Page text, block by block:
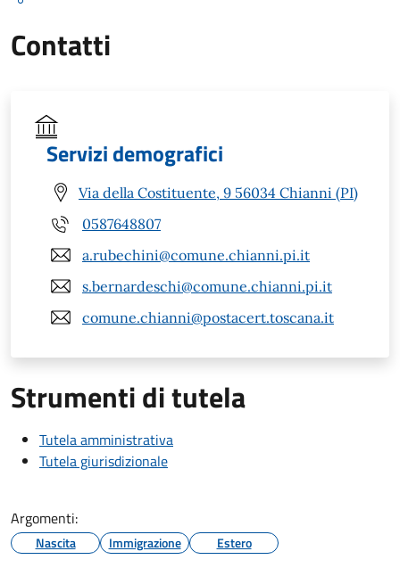
Contatti
Servizi demografici
Via della Costituente, 9 56034 Chianni (PI)
0587648807
a.rubechini@comune.chianni.pi.it
s.bernardeschi@comune.chianni.pi.it
comune.chianni@postacert.toscana.it
Strumenti di tutela
Tutela amministrativa
Tutela giurisdizionale
Argomenti:
Nascita Immigrazione Estero